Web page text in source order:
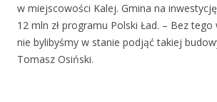
w miejscowości Kalej. Gmina na
12 mln zł programu Polski Ład. – Bez tego
nie bylibyśmy w stanie podjąć takiej
Tomasz Osiński.